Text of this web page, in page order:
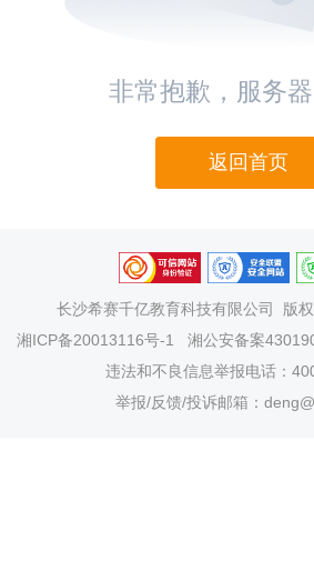
非常抱歉，服务
返回首页
长沙希赛千亿教育科技有限公司
版
湘ICP备20013116号-1
湘公安备案
违法和不良信息举报电话：
举报/反馈/投诉邮箱：